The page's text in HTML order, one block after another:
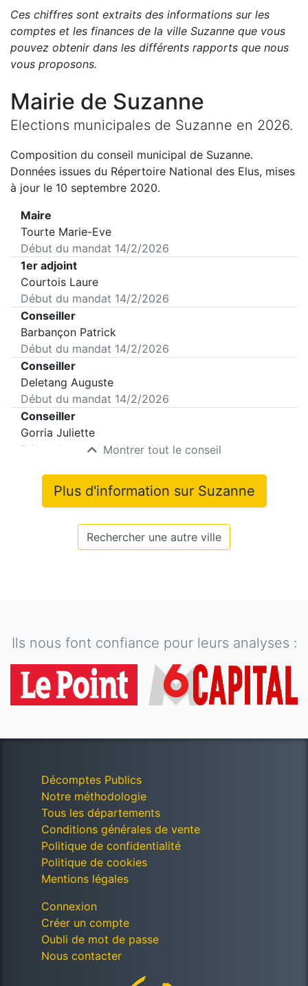
Ces chiffres sont extraits des informations sur les
comptes et les finances de la ville Suzanne que vous
pouvez obtenir dans les différents rapports que nous
vous proposons.
Mairie de Suzanne
Elections municipales de Suzanne en 2026.
Composition du conseil municipal de Suzanne.
Données issues du Répertoire National des Elus, mises
à jour le 10 septembre 2020.
Maire
Tourte Marie-Eve
Début du mandat 14/2/2026
1er adjoint
Courtois Laure
Début du mandat 14/2/2026
Conseiller
Barbançon Patrick
Début du mandat 14/2/2026
Conseiller
Deletang Auguste
Début du mandat 14/2/2026
Conseiller
Gorria Juliette
Début du mandat14/2/2026
Montrer tout le conseil
Plus d'information sur Suzanne
Rechercher une autre ville
Ils nous font confiance pour leurs analyses :
Décomptes Publics
Notre méthodologie
Tous les départements
Conditions générales de vente
Politique de confidentialité
Politique de cookies
Mentions légales
Connexion
Créer un compte
Oubli de mot de passe
Nous contacter